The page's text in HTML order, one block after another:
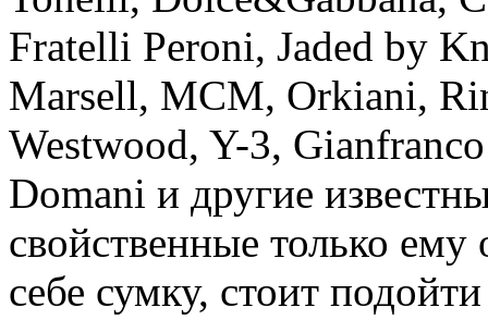
Fratelli Peroni, Jaded by
Marsell, MCM, Orkiani,
Westwood, Y-3,
Domani и другие
свойственные только
себе сумку, стоит